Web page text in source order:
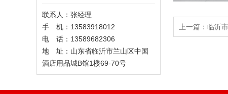
联系人：张经理
手 机：13583918012
电 话：13589682306
地 址：山东省临沂市兰山区中国
酒店用品城B馆1楼69-70号
上一篇： 临沂